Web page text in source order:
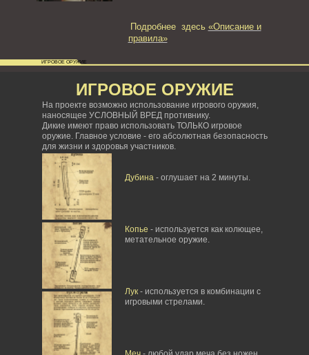
Подробнее здесь «Описание и
правила»
ИГРОВОЕ ОРУЖИЕ
На проекте возможно использование игрового оружия,
наносящее УСЛОВНЫЙ ВРЕД противнику.
Дикие имеют право использовать ТОЛЬКО игровое
оружие. Главное условие - его абсолютная безопасность
для жизни и здоровья участников.
Дубина- оглушает на 2 минуты.
Копье - используется как колющее,
метательное оружие.
Лук- используется в комбинации с
игровыми стрелами.
ИГРОВОЕ ОРУЖИЕ